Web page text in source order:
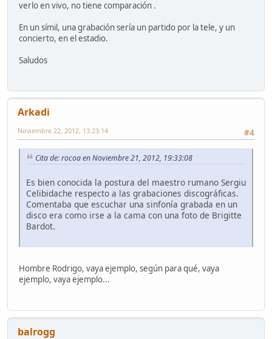
verlo en vivo, no tiene comparación .
En un símil, una grabación sería un partido por la tele, y un
concierto, en el estadio.
Saludos
Arkadi
#4
Noviembre 22, 2012, 13:23:14
Cita de: rocoa en Noviembre 21, 2012, 19:33:08
Es bien conocida la postura del maestro rumano Sergiu
Celibidache respecto a las grabaciones discográficas.
Comentaba que escuchar una sinfonía grabada en un
disco era como irse a la cama con una foto de Brigitte
Bardot.
Hombre Rodrigo, vaya ejemplo, según para qué, vaya
ejemplo, vaya ejemplo...
balrogg